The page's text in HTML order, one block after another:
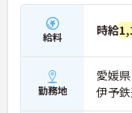
給料 時給
勤務地
愛媛
伊予